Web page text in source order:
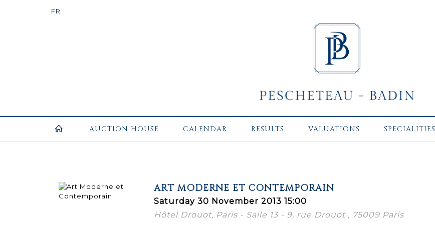
AUCTION HOUSE CALENDAR RESULTS VALUATIONS SPECIALITIES
ART MODERNE ET CONTEMPORAIN
Saturday 30 November 2013 15:00
Hôtel Drouot, Paris - Salle 13 - 9, rue Drouot , 75009 Paris